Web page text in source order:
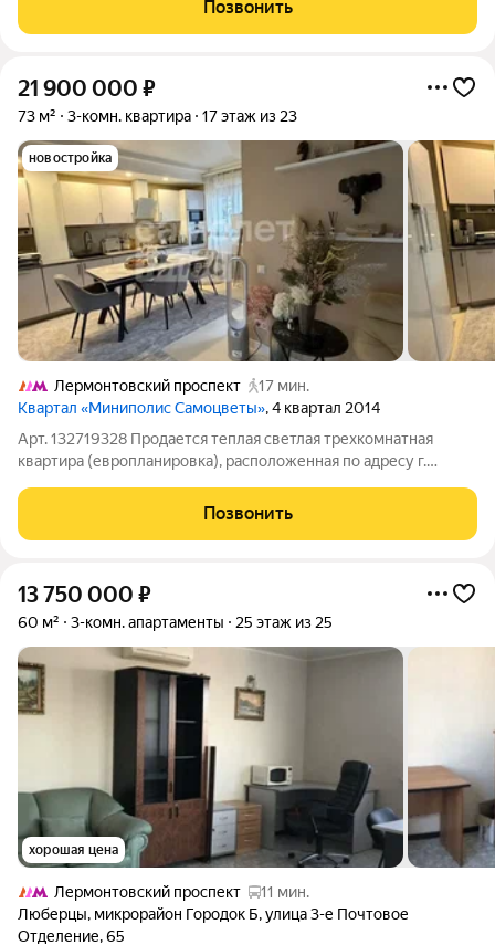
подробную информацию. Также
Позвонить
21 900 000 ₽
73 м² 3-комн. квартира 17 этаж из 23
новостройка
Лермонтовский проспект
17 мин.
Квартал «Миниполис Самоцветы», 4 квартал 2014
Арт. 132719328 Продается теплая светлая трехкомнатная
квартира (европланировка), расположенная по адресу г.
квартира с ремонтом с высокими стандартами отделки 2.
Полная комплектация мебелью и
Позвонить
13 750 000 ₽
60 м² 3-комн. апартаменты 25 этаж из 25
хорошая цена
Лермонтовский проспект
11 мин.
Люберцы, микрорайон Городок Б,улица 3-е Почтовое
Отделение,65